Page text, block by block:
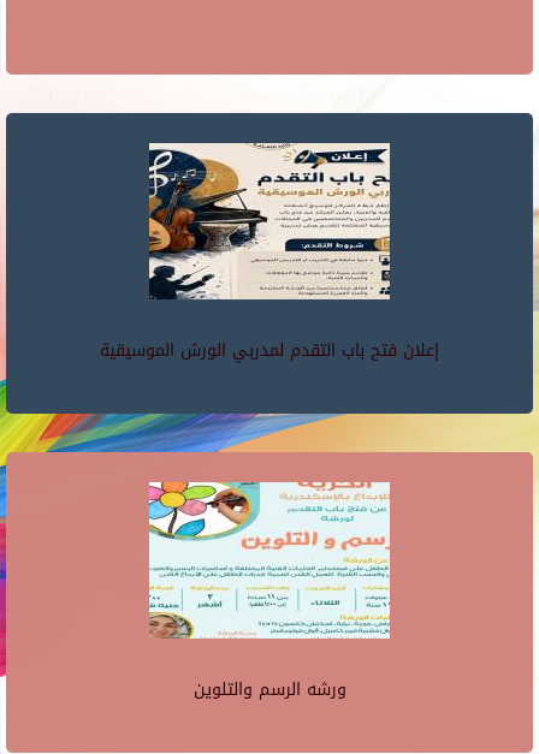
إعلان فتح باب التقدم لمدربي الورش الموسيقية
ورشه الرسم والتلوين